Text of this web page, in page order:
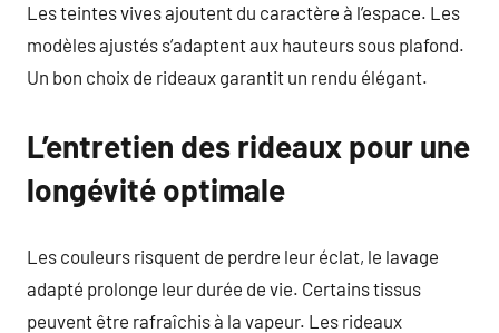
Les teintes vives ajoutent du caractère à l’espace. Les
modèles ajustés s’adaptent aux hauteurs sous plafond.
Un bon choix de rideaux garantit un rendu élégant.
L’entretien des rideaux pour une
longévité optimale
Les couleurs risquent de perdre leur éclat, le lavage
adapté prolonge leur durée de vie. Certains tissus
peuvent être rafraîchis à la vapeur. Les rideaux